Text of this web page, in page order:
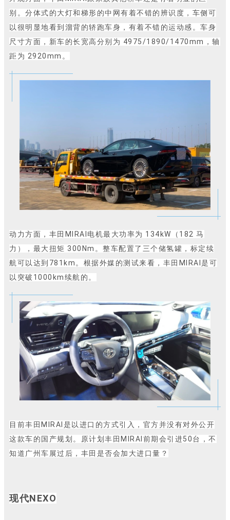
别。分体式的大灯和梯形的中网有着不错的辨识度，车侧可
以很明显地看到溜背的轿跑车身，有着不错的运动感。车身
尺寸方面，新车的长宽高分别为 4975/1890/1470mm，轴
距为 2920mm。
动力方面，丰田MIRAI电机最大功率为 134kW（182 马
力），最大扭矩 300Nm。整车配置了三个储氢罐，标定续
航可以达到781km。根据外媒的测试来看，丰田MIRAI是可
以突破1000km续航的。
目前丰田MIRAI是以进口的方式引入，官方并没有对外公开
这款车的国产规划。原计划丰田MIRAI前期会引进50台，不
知道广州车展过后，丰田是否会加大进口量？
现代NEXO